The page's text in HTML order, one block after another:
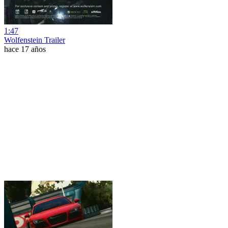
1:47
Wolfenstein Trailer
hace 17 años